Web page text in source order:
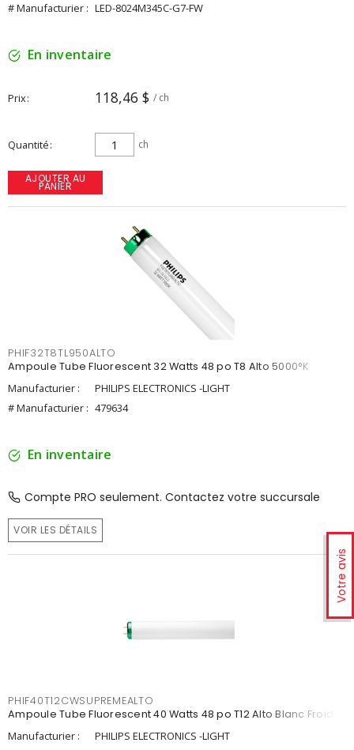
Votre avis
# Manufacturier : LED-8024M345C-G7-FW
En inventaire
Prix 118,46 $ / ch
Quantité ch
AJOUTER AU
PANIER
PHIF32T8TL950ALTO
Ampoule Tube Fluorescent 32 Watts 48 po T8 Alto 5000°K
Manufacturier :
PHILIPS ELECTRONICS -LIGHT
# Manufacturier : 479634
En inventaire
Compte PRO seulement. Contactez votre succursale
VOIR LES DÉTAILS
PHIF40T12CWSUPREMEALTO
Ampoule Tube Fluorescent 40 Watts 48 po T12 Alto Blanc Froid
Manufacturier :
PHILIPS ELECTRONICS -LIGHT